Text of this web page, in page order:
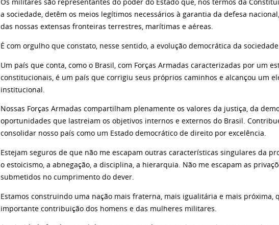
Os militares são representantes do poder do Estado que, nos termos da
a sociedade, detêm os meios legítimos necessários à garantia da defesa
das nossas extensas fronteiras terrestres, marítimas e aéreas.
É com orgulho que constato, nesse sentido, a evolução democrática da
Um país que conta, como o Brasil, com Forças Armadas caracterizadas por um
constitucionais, é um país que corrigiu seus próprios caminhos e alcançou um
institucional.
Nossas Forças Armadas compartilham plenamente os valores da justiça, da
oportunidades que lastreiam os objetivos internos e externos do Brasil.
consolidar nosso país como um Estado democrático de direito por excelência.
Estejam seguros de que não me escapam outras características singulares da
o estoicismo, a abnegação, a disciplina, a hierarquia. Não me escapam as
submetidos no cumprimento do dever.
Estamos construindo uma nação mais fraterna, mais igualitária e mais próxima,
importante contribuição dos homens e das mulheres militares.